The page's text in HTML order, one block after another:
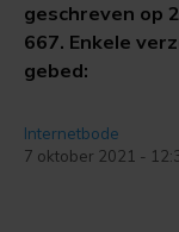
geschreven op
667. Enkele
gebed:
Internetbode
7 oktober 2021 -